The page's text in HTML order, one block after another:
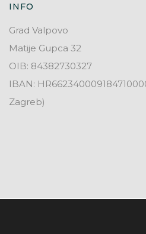
INFO
Grad Valpovo
Matije Gupca 32
OIB: 84382730327
IBAN:
Zagreb)